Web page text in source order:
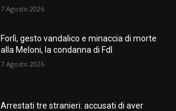
7 Agosto 2026
Forlì, gesto vandalico e minaccia di morte
alla Meloni, la condanna di FdI
7 Agosto 2026
Arrestati tre stranieri: accusati di aver